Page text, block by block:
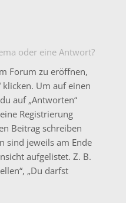
oder eine Antwort?
Forum zu eröffnen,
klicken. Um auf einen
auf „Antworten“
Registrierung
Beitrag schreiben
sind jeweils am Ende
aufgelistet. Z. B.
„Du darfst